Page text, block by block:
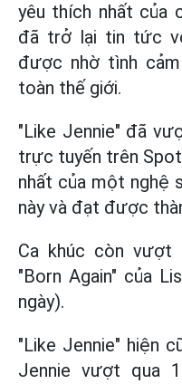
yêu thích nhất của
đã trở lại tin tức
được nhờ tình
toàn thế giới.
"Like Jennie" đã
trực tuyến trên
nhất của một nghệ
này và đạt được
Ca khúc còn
"Born Again" của
ngày).
"Like Jennie" hiện
Jennie vượt qua